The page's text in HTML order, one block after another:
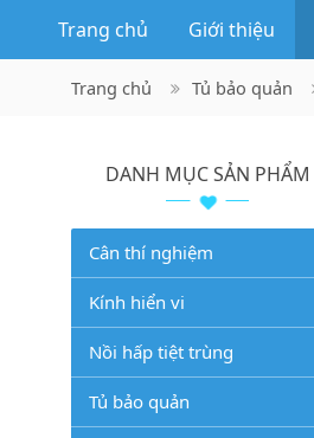
Trang chủ Giới thiệu
Trang chủ Tủ bảo quản
DANH MỤC SẢN PHẨM
Cân thí nghiệm
Kính hiển vi
Nồi hấp tiệt trùng
Tủ bảo quản